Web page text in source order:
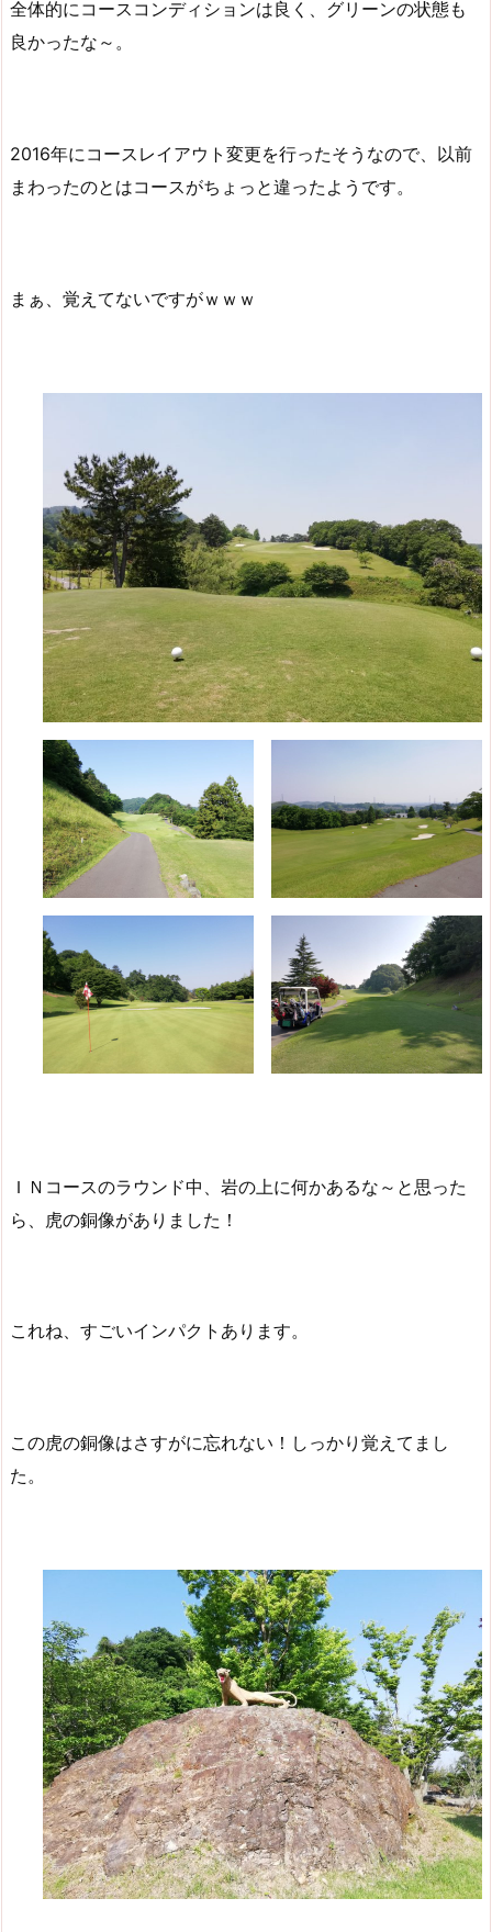
全体的にコースコンディションは良く、グリーンの状態も
良かったな～。
2016年にコースレイアウト変更を行ったそうなので、以前
まわったのとはコースがちょっと違ったようです。
まぁ、覚えてないですがｗｗｗ
ＩＮコースのラウンド中、岩の上に何かあるな～と思った
ら、虎の銅像がありました！
これね、すごいインパクトあります。
この虎の銅像はさすがに忘れない！しっかり覚えてまし
た。